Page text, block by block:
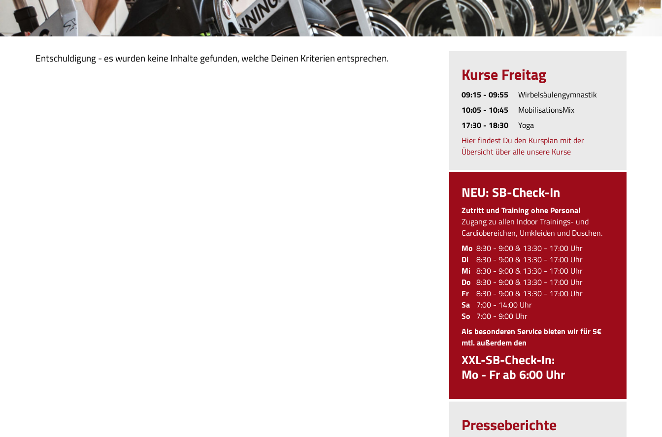
Entschuldigung - es wurden keine Inhalte gefunden, welche Deinen Kriterien entsprechen.
Kurse Freitag
09:15 - 09:55
Wirbelsäulengymnastik
10:05 - 10:45
MobilisationsMix
17:30 - 18:30
Yoga
Hier findest Du den Kursplan mit der
Übersicht über alle unsere Kurse
NEU: SB-Check-In
Zutritt und Training ohne Personal
Zugang zu allen Indoor Trainings- und
Cardiobereichen, Umkleiden und Duschen.
Mo 8:30 - 9:00 & 13:30 - 17:00 Uhr
Di
8:30 - 9:00 & 13:30 - 17:00 Uhr
Mi 8:30 - 9:00 & 13:30 - 17:00 Uhr
Do 8:30 - 9:00 & 13:30 - 17:00 Uhr
Fr
8:30 - 9:00 & 13:30 - 17:00 Uhr
Sa 7:00 - 14:00 Uhr
So 7:00 - 9:00 Uhr
Als besonderen Service bieten wir für 5€
mtl. außerdem den
XXL-SB-Check-In:
Mo - Fr ab 6:00 Uhr
Presseberichte